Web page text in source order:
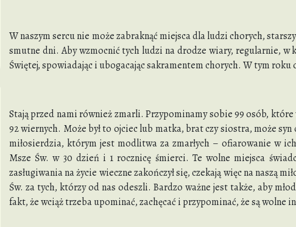
W naszym sercu nie może zabraknąć miejsca dla ludzi chorych,
smutne dni. Aby wzmocnić tych ludzi na drodze wiary, regularnie, w
Świętej, spowiadając i ubogacając sakramentem chorych. W tym roku
Stają przed nami również zmarli. Przypominamy sobie 99 osób,
92 wiernych. Może był to ojciec lub matka, brat czy siostra, może
miłosierdzia, którym jest modlitwa za zmarłych – ofiarowanie w
Msze Św. w 30 dzień i 1 rocznicę śmierci. Te wolne miejsca
zasługiwania na życie wieczne zakończył się, czekają więc na naszą
Św. za tych, którzy od nas odeszli. Bardzo ważne jest także, aby
fakt, że wciąż trzeba upominać, zachęcać i przypominać, że są wolne